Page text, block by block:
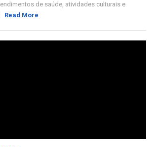
de saúde, atividades culturais e
Read More